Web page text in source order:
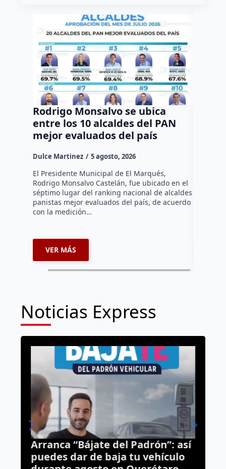
Rodrigo Monsalvo se ubica
entre los 10 alcaldes del PAN
mejor evaluados del país
Dulce Martinez 5 agosto, 2026
El Presidente Municipal de El Marqués,
Rodrigo Monsalvo Castelán, fue ubicado en el
séptimo lugar del ranking nacional de alcaldes
panistas mejor evaluados del país, de acuerdo
con la medición…
VER MÁS
Noticias Express
Arranca “Bájate del Padrón”: así
puedes dar de baja tu vehículo